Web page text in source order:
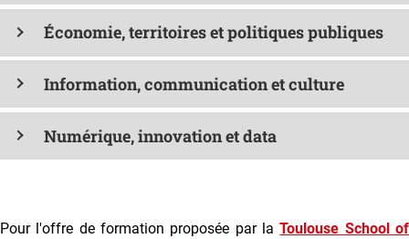
Économie, territoires et politiques publiques
Information, communication et culture
Numérique, innovation et data
Pour l'offre de formation proposée par laToulouse School of